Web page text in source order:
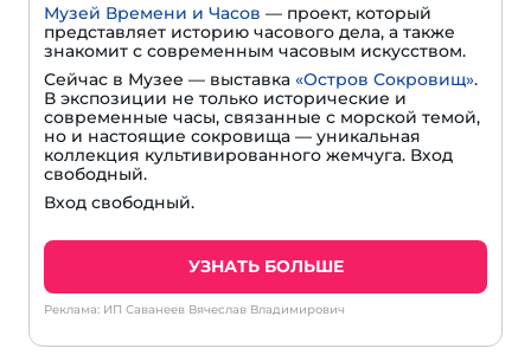
Музей Времени и Часов — проект, который
представляет историю часового дела, а также
знакомит с современным часовым искусством.
Сейчас в Музее — выставка «Остров Сокровищ».
В экспозиции не только исторические и
современные часы, связанные с морской темой,
но и настоящие сокровища — уникальная
коллекция культивированного жемчуга. Вход
свободный.
Вход свободный.
УЗНАТЬ БОЛЬШЕ
Реклама: ИП Саванеев Вячеслав Владимирович